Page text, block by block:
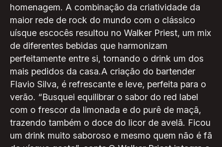
homenagem. A combinação da criatividade da
maior rede de rock do mundo com o clássico
uísque escocês resultou no Walker Priest, um mix
de diferentes bebidas que harmonizam
perfeitamente entre si, tornando o drink um dos
mais pedidos da casa.A criação do bartender
Flavio Silva, é refrescante e leve, perfeita para o
verão. “Busquei equilibrar o sabor do red label
com o frescor da limonada e do purê de maçã,
trazendo também o doce do licor de avelã. Ficou
um drink muito saboroso e mesmo quem não é fã